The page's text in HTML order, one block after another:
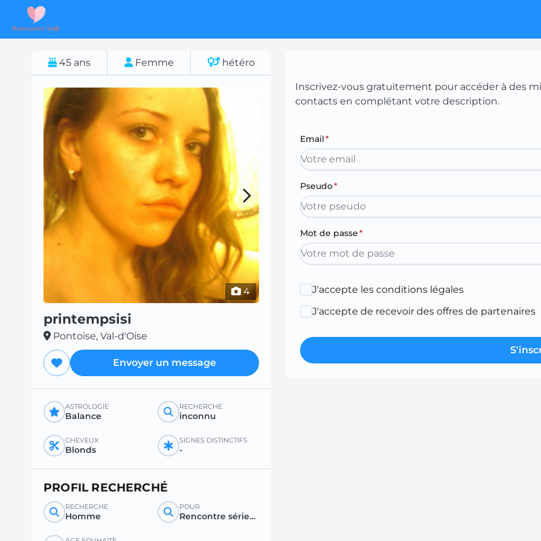
45 ans Femme hétéro
4
printempsisi
Pontoise, Val-d'Oise
Envoyer un message
ASTROLOGIE
Balance
RECHERCHE
inconnu
CHEVEUX
Blonds
SIGNES DISTINCTIFS
-
PROFIL RECHERCHÉ
RECHERCHE
Homme
POUR
Rencontre sérieuse
Inscrivez-vous gratuitement pour accéder à des
contacts en complétant votre description.
Email*
Pseudo*
Mot de passe*
J'accepte les conditions légales
J'accepte de recevoir des offres de partenaires